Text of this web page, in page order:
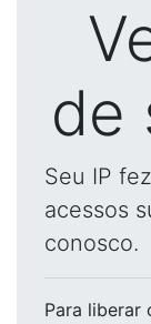
de
Seu IP
acessos
conosco.
Para liberar